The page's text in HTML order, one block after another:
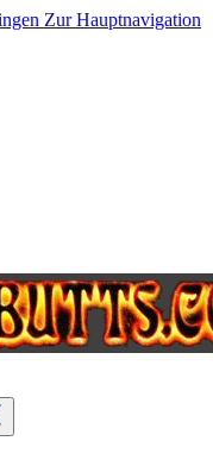
Zur Hauptnavigation